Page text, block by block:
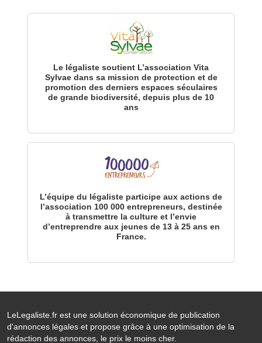
Le légaliste soutient L’association Vita
Sylvae dans sa mission de protection et de
promotion des derniers espaces séculaires
de grande biodiversité, depuis plus de 10
ans
L’équipe du légaliste participe aux actions de
l’association 100 000 entrepreneurs, destinée
à transmettre la culture et l’envie
d’entreprendre aux jeunes de 13 à 25 ans en
France.
LeLegaliste.fr est une solution économique de publication
d'annonces légales et propose grâce à une optimisation de la
rédaction des annonces, le prix le moins cher.